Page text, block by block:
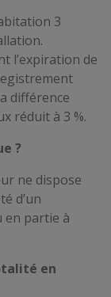
3
l’expiration de
différence
réduit à 3 %.
?
ne dispose
d’un
en partie à
en